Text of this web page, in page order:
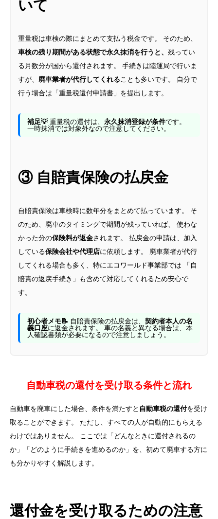
いて
重量税は車検の際にまとめて支払う税金です。 そのため、
車検の残り期間がある状態で永久抹消を行うと、 残ってい
る月数分が国から還付されます。 手続きは陸運局で行いま
すが、 廃車業者が代行してくれることも多いです。 自分で
行う場合は「重量税還付申請書」を提出します。
補足💡重量税の還付は、 永久抹消登録が条件です。
一時抹消では対象外なので注意してください。
③ 自賠責保険の払戻金
自賠責保険は車検時に数年分をまとめて払っています。 そ
のため、廃車のタイミングで期間が残っていれば、 使わな
かった分の保険料が返金されます。 払戻金の申請は、加入
している保険会社や代理店に依頼します。 廃車業者が代行
してくれる場合も多く、特にエコワールド事業部では 「自
賠責の返戻手続き」も含めて対応してくれるため安心で
す。
初心者メモ📝 自賠責保険の払戻金は、 契約者本人の名
義口座に返金されます。 車の名義と異なる場合は、本
人確認書類が必要になるので注意しましょう。
自動車税の還付を受け取る条件と流れ
自動車を廃車にした場合、条件を満たすと 自動車税の還付を受け
取ることができます。 ただし、すべての人が自動的にもらえる
わけではありません。 ここでは「どんなときに還付されるの
か」「どのように手続きを進めるのか」を、初めて廃車する方に
も分かりやすく解説します。
還付金を受け取るための注意